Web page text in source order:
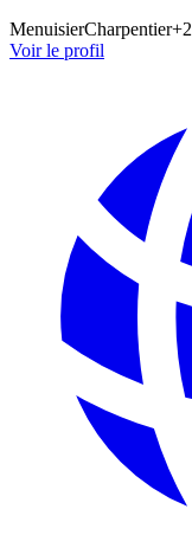
MenuisierCharpentier+2
Voir le profil